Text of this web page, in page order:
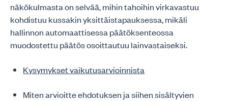
näkökulmasta on selvää, mihin tahoihin virkavastuu
kohdistuu kussakin yksittäistapauksessa, mikäli
hallinnon automaattisessa päätöksenteossa
muodostettu päätös osoittautuu lainvastaiseksi.
Kysymykset vaikutusarvioinnista
Miten arvioitte ehdotuksen ja siihen sisältyvien